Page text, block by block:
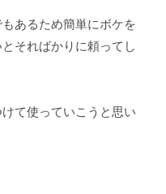
あるため簡単にボケを
そればかりに頼ってし
て使っていこうと思い